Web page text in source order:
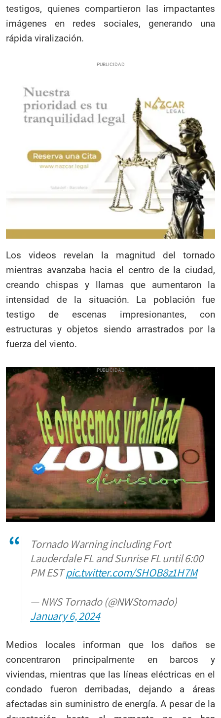
testigos, quienes compartieron las impactantes
imágenes en redes sociales, generando una
rápida viralización.
Los videos revelan la magnitud del tornado
mientras avanzaba hacia el centro de la ciudad,
creando chispas y llamas que aumentaron la
intensidad de la situación. La población fue
testigo de escenas impresionantes, con
estructuras y objetos siendo arrastrados por la
fuerza del viento.
Tornado Warning including Fort
Lauderdale FL and Sunrise FL until 6:00
PM ESTpic.twitter.com/SHOB8z1H7M
— NWS Tornado (@NWStornado)
January 6, 2024
Medios locales informan que los daños se
concentraron principalmente en barcos y
viviendas, mientras que las líneas eléctricas en el
condado fueron derribadas, dejando a áreas
afectadas sin suministro de energía. A pesar de la